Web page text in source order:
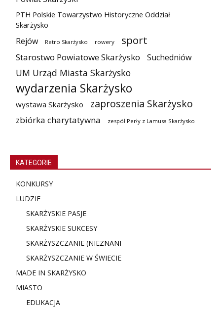
PTH Polskie Towarzystwo Historyczne Oddział
Skarżysko
Rejów Retro Skarżysko rowery sport
Starostwo Powiatowe Skarżysko Suchedniów
UM Urząd Miasta Skarżysko
wydarzenia Skarżysko
wystawa Skarżysko zaproszenia Skarżysko
zbiórka charytatywna zespół Perły z Lamusa Skarżysko
KATEGORIE
KONKURSY
LUDZIE
SKARŻYSKIE PASJE
SKARŻYSKIE SUKCESY
SKARŻYSZCZANIE (NIEZNANI
SKARŻYSZCZANIE W ŚWIECIE
MADE IN SKARŻYSKO
MIASTO
EDUKACJA